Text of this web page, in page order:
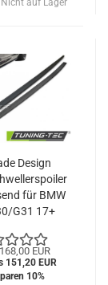
Nicht auf Lager
Design
für BMW
G31 17+
EUR
151,20 EUR
10%